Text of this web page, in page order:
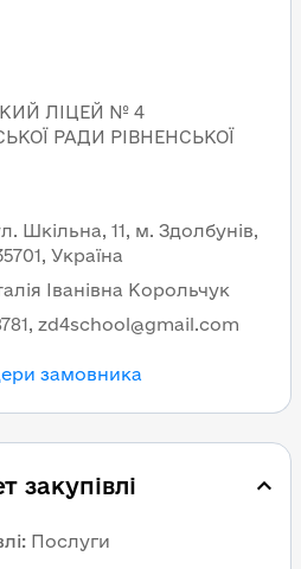
ЛІЦЕЙ № 4
РАДИ РІВНЕНСЬКОЇ
Шкільна, 11, м. Здолбунів,
Україна
Іванівна Корольчук
zd4school@gmail.com
замовника
закупівлі
: Послуги